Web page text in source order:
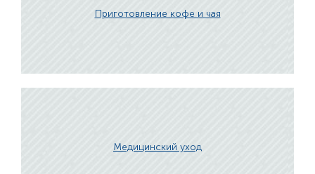
Приготовление кофе и чая
Медицинский уход